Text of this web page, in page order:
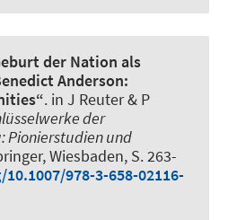
der Nation als
Anderson:
. in J Reuter & P
der
Pionierstudien und
Wiesbaden, S. 263-
978-3-658-02116-